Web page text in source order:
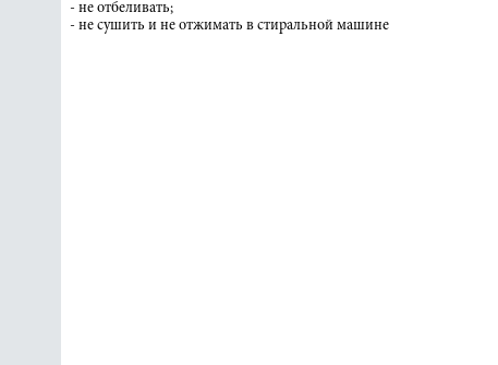
- не отбеливать;
- не сушить и не отжимать в стиральной машине